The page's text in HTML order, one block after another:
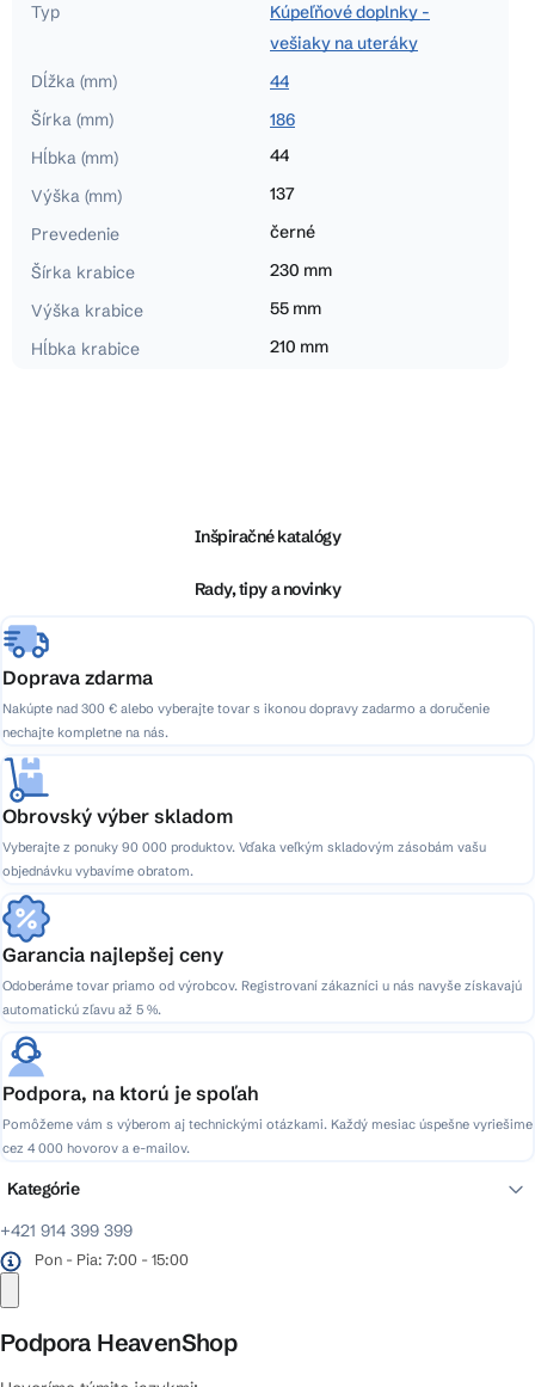
Typ
Kúpeľňové doplnky -
vešiaky na uteráky
Dĺžka (mm)
44
Šírka (mm)
186
Hĺbka (mm)
44
Výška (mm)
137
Prevedenie
černé
Šírka krabice
230 mm
Výška krabice
55 mm
Hĺbka krabice
210 mm
e
Inšpiračné katalógy
Rady, tipy a novinky
Doprava zdarma
Nakúpte nad 300 € alebo vyberajte tovar s ikonou dopravy zadarmo a doručenie
nechajte kompletne na nás.
Obrovský výber skladom
Vyberajte z ponuky 90 000 produktov. Vďaka veľkým skladovým zásobám vašu
objednávku vybavíme obratom.
Garancia najlepšej ceny
Odoberáme tovar priamo od výrobcov. Registrovaní zákazníci u nás navyše získavajú
automatickú zľavu až 5 %.
Podpora, na ktorú je spoľah
Pomôžeme vám s výberom aj technickými otázkami. Každý mesiac úspešne vyriešime
cez 4 000 hovorov a e-mailov.
+421 914 399 399
Pon - Pia: 7:00 - 15:00
Podpora HeavenShop
Kategórie